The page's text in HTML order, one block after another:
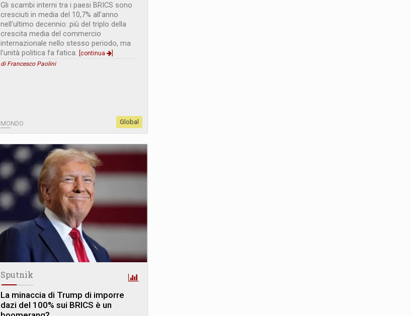
Gli scambi interni tra i paesi BRICS sono
cresciuti in media del 10,7% all’anno
nell’ultimo decennio: più del triplo della
crescita media del commercio
internazionale nello stesso periodo, ma
l’unità politica fa fatica. [continua
di Francesco Paolini
MONDO Global
Sputnik
La minaccia di Trump di imporre
dazi del 100% sui BRICS è un